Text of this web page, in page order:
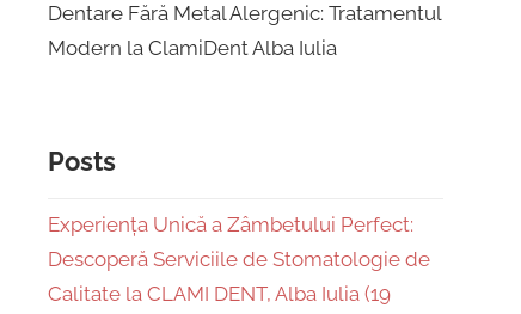
Dentare Fără Metal Alergenic: Tratamentul
Modern la ClamiDent Alba Iulia
Posts
Experiența Unică a Zâmbetului Perfect:
Descoperă Serviciile de Stomatologie de
Calitate la CLAMI DENT, Alba Iulia (19